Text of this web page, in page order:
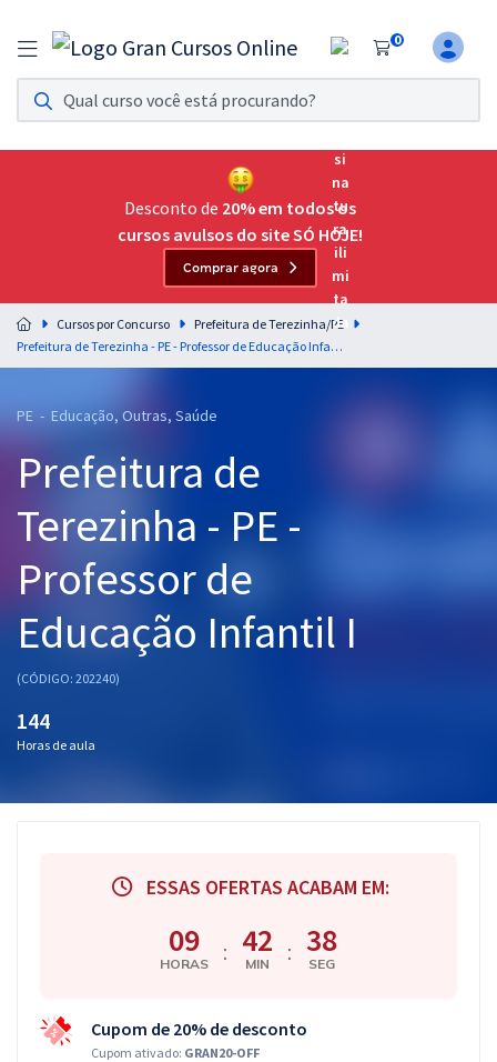
0
Assinatura Ilimitada 11
Acesso a todos os cursos. Teste grátis por 7 dias!
Assinatura OAB Até Passar
Acesso ilimitado a toda preparação para o Exame da
Residências Multiprofissionais
Preparação completa e intensiva para as principais
residências em saúde do Brasil
Cursos 20% OFF
Pós
Graduação
OAB
Questões grátis
Desconto de 20% em todos os
cursos avulsos do site SÓ HOJE!
Comprar agora
Cursos por Concurso
Prefeitura de Terezinha/PE
Prefeitura de Terezinha - PE - Professor de Educação Infantil I
PE - Educação, Outras, Saúde
Prefeitura de
Terezinha - PE -
Professor de
Educação Infantil I
(CÓDIGO: 202240)
144
Horas de aula
ESSAS OFERTAS ACABAM EM:
09
HORAS : 42
MIN : 37
SEG
Cupom de 20% de desconto
Cupom ativado: GRAN20-OFF